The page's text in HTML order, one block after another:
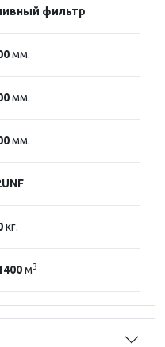
фильтр
мм.
мм.
мм.
кг.
м3